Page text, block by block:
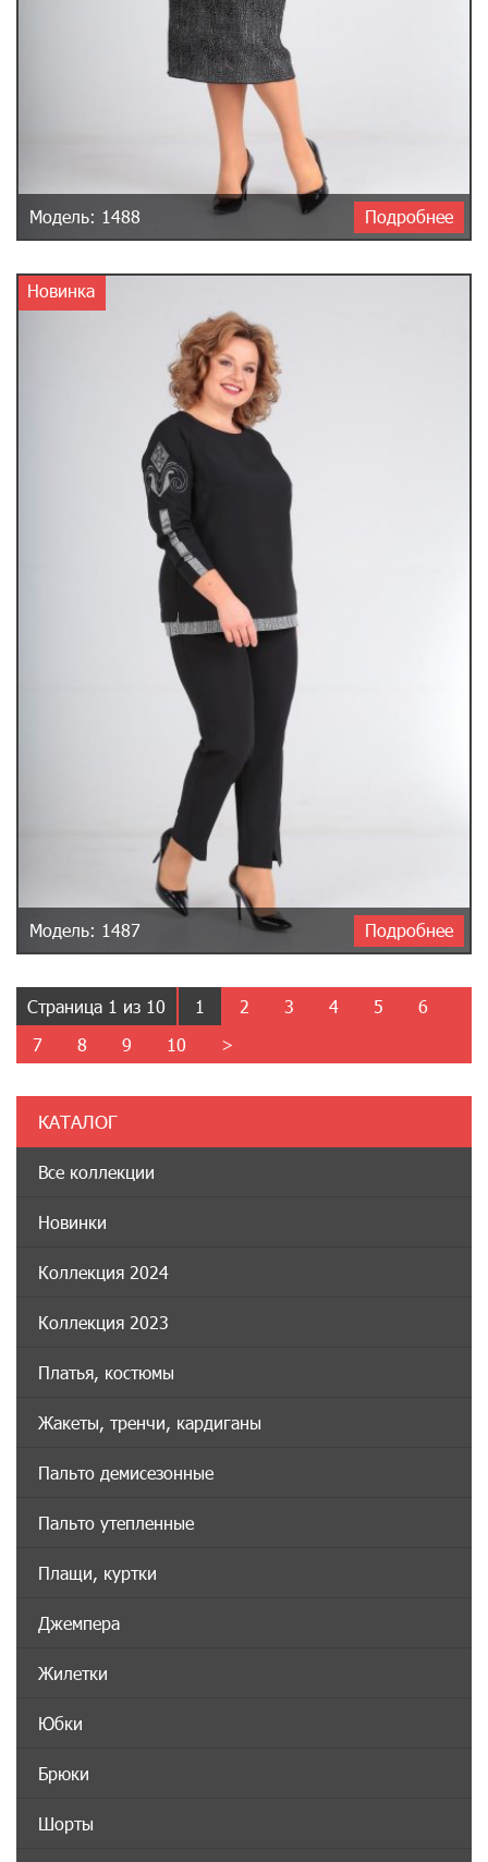
Модель: 1488 Подробнее
Новинка
Модель: 1487 Подробнее
Страница 1 из 10 1 2 3 4 5
6
7
8 9 10 >
КАТАЛОГ
Все коллекции
Новинки
Коллекция 2024
Коллекция 2023
Платья, костюмы
Жакеты, тренчи, кардиганы
Пальто демисезонные
Пальто утепленные
Плащи, куртки
Джемпера
Жилетки
Юбки
Брюки
Шорты